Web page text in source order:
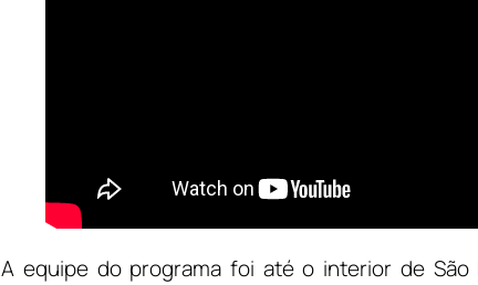
A equipe do programa foi até o interior de São